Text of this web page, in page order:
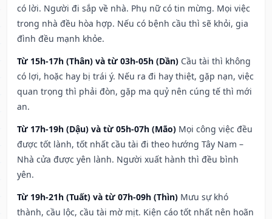
có lời. Người đi sắp về nhà. Phụ nữ có tin mừng. Mọi việc
trong nhà đều hòa hợp. Nếu có bệnh cầu thì sẽ khỏi, gia
đình đều mạnh khỏe.
Từ 15h-17h (Thân) và từ 03h-05h (Dần) Cầu tài thì không
có lợi, hoặc hay bị trái ý. Nếu ra đi hay thiệt, gặp nạn, việc
quan trọng thì phải đòn, gặp ma quỷ nên cúng tế thì mới
an.
Từ 17h-19h (Dậu) và từ 05h-07h (Mão) Mọi công việc đều
được tốt lành, tốt nhất cầu tài đi theo hướng Tây Nam –
Nhà cửa được yên lành. Người xuất hành thì đều bình
yên.
Từ 19h-21h (Tuất) và từ 07h-09h (Thìn) Mưu sự khó
thành, cầu lộc, cầu tài mờ mịt. Kiện cáo tốt nhất nên hoãn